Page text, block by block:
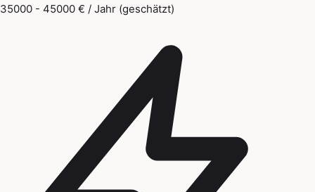
35000 - 45000 € / Jahr (geschätzt)